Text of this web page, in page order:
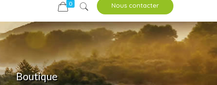
0 Nous contacter
Boutique